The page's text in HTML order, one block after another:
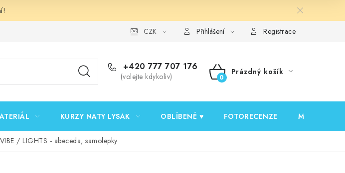
Podmínky ochrany osobních údajů Ověřování recenzí
CZK Přihlášení Registrace
+420 777 707 176
(volejte kdykoliv)
NÁKUPNÍ
Prázdný košík
KURZY NATY LYSAK OBLÍBENÉ ♥️ FOTORECENZE MOJE
/ LIGHTS - abeceda, samolepky